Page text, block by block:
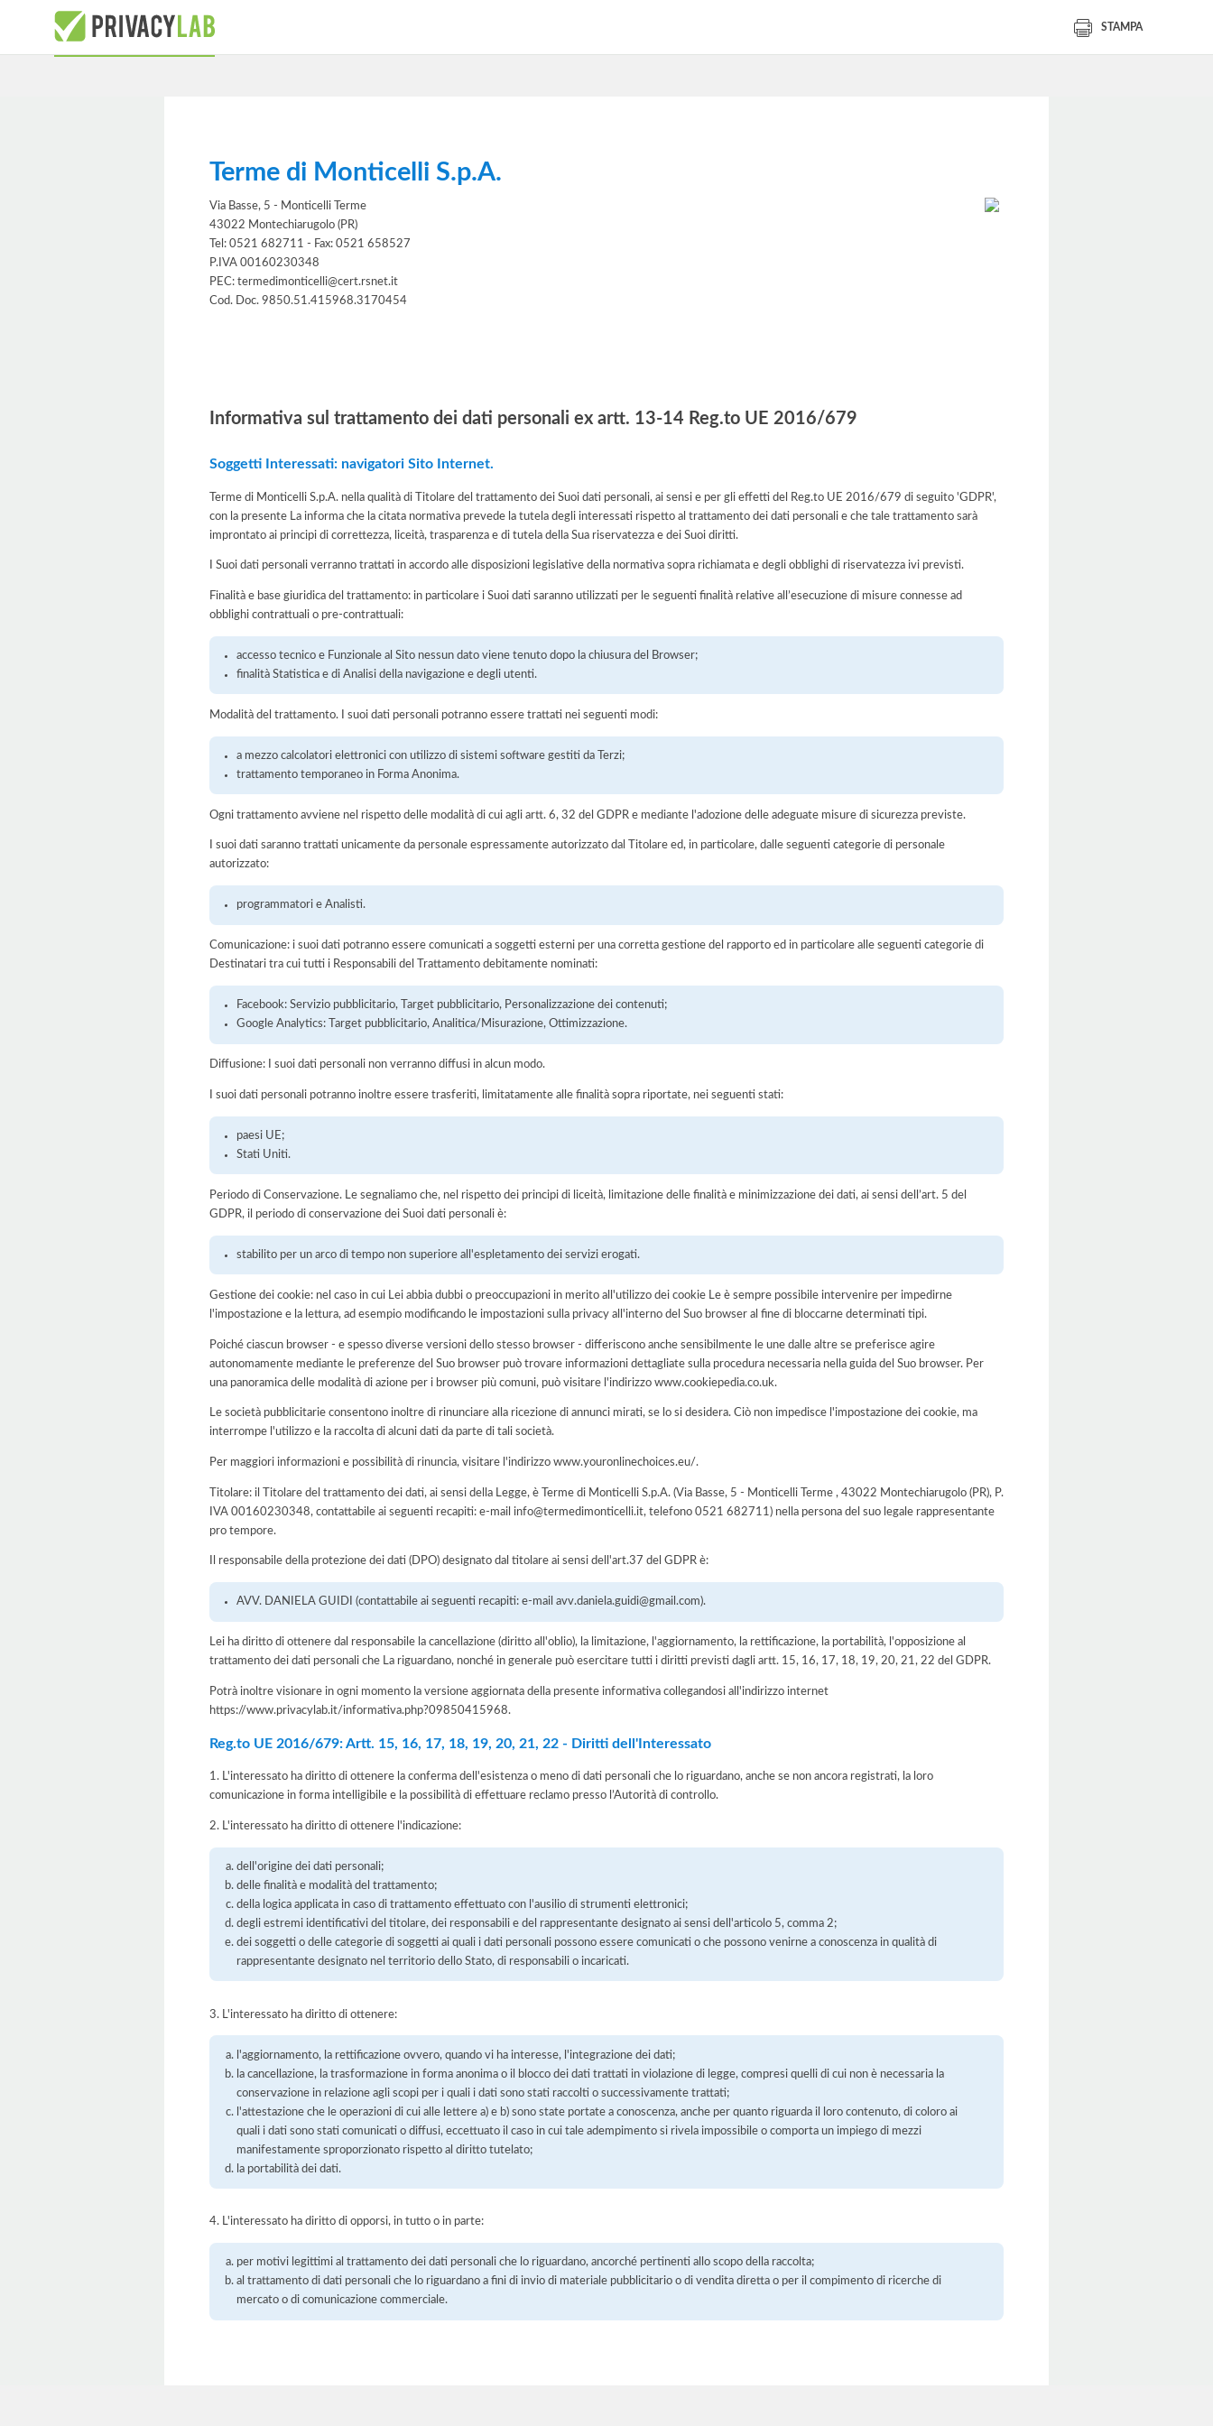
STAMPA
Terme di Monticelli S.p.A.
Via Basse, 5 - Monticelli Terme
43022 Montechiarugolo (PR)
Tel: 0521 682711 - Fax: 0521 658527
P.IVA 00160230348
PEC: termedimonticelli@cert.rsnet.it
Cod. Doc. 9850.51.415968.3170454
Informativa sul trattamento dei dati personali ex artt. 13-14 Reg.to UE 2016/679
Soggetti Interessati: navigatori Sito Internet.
Terme di Monticelli S.p.A. nella qualità di Titolare del trattamento dei Suoi dati personali, ai sensi e per gli effetti del Reg.to UE 2016/679 di seguito 'GDPR',
con la presente La informa che la citata normativa prevede la tutela degli interessati rispetto al trattamento dei dati personali e che tale trattamento sarà
improntato ai principi di correttezza, liceità, trasparenza e di tutela della Sua riservatezza e dei Suoi diritti.
I Suoi dati personali verranno trattati in accordo alle disposizioni legislative della normativa sopra richiamata e degli obblighi di riservatezza ivi previsti.
Finalità e base giuridica del trattamento: in particolare i Suoi dati saranno utilizzati per le seguenti finalità relative all’esecuzione di misure connesse ad
obblighi contrattuali o pre-contrattuali:
accesso tecnico e Funzionale al Sito nessun dato viene tenuto dopo la chiusura del Browser;
finalità Statistica e di Analisi della navigazione e degli utenti.
Modalità del trattamento. I suoi dati personali potranno essere trattati nei seguenti modi:
a mezzo calcolatori elettronici con utilizzo di sistemi software gestiti da Terzi;
trattamento temporaneo in Forma Anonima.
Ogni trattamento avviene nel rispetto delle modalità di cui agli artt. 6, 32 del GDPR e mediante l'adozione delle adeguate misure di sicurezza previste.
I suoi dati saranno trattati unicamente da personale espressamente autorizzato dal Titolare ed, in particolare, dalle seguenti categorie di personale
autorizzato:
programmatori e Analisti.
Comunicazione: i suoi dati potranno essere comunicati a soggetti esterni per una corretta gestione del rapporto ed in particolare alle seguenti categorie di
Destinatari tra cui tutti i Responsabili del Trattamento debitamente nominati:
Facebook: Servizio pubblicitario, Target pubblicitario, Personalizzazione dei contenuti;
Google Analytics: Target pubblicitario, Analitica/Misurazione, Ottimizzazione.
Diffusione: I suoi dati personali non verranno diffusi in alcun modo.
I suoi dati personali potranno inoltre essere trasferiti, limitatamente alle finalità sopra riportate, nei seguenti stati:
paesi UE;
Stati Uniti.
Periodo di Conservazione. Le segnaliamo che, nel rispetto dei principi di liceità, limitazione delle finalità e minimizzazione dei dati, ai sensi dell’art. 5 del
GDPR, il periodo di conservazione dei Suoi dati personali è:
stabilito per un arco di tempo non superiore all'espletamento dei servizi erogati.
Gestione dei cookie: nel caso in cui Lei abbia dubbi o preoccupazioni in merito all'utilizzo dei cookie Le è sempre possibile intervenire per impedirne
l'impostazione e la lettura, ad esempio modificando le impostazioni sulla privacy all'interno del Suo browser al fine di bloccarne determinati tipi.
Poiché ciascun browser - e spesso diverse versioni dello stesso browser - differiscono anche sensibilmente le une dalle altre se preferisce agire
autonomamente mediante le preferenze del Suo browser può trovare informazioni dettagliate sulla procedura necessaria nella guida del Suo browser. Per
una panoramica delle modalità di azione per i browser più comuni, può visitare l'indirizzo www.cookiepedia.co.uk.
Le società pubblicitarie consentono inoltre di rinunciare alla ricezione di annunci mirati, se lo si desidera. Ciò non impedisce l'impostazione dei cookie, ma
interrompe l'utilizzo e la raccolta di alcuni dati da parte di tali società.
Per maggiori informazioni e possibilità di rinuncia, visitare l'indirizzo www.youronlinechoices.eu/.
Titolare: il Titolare del trattamento dei dati, ai sensi della Legge, è Terme di Monticelli S.p.A. (Via Basse, 5 - Monticelli Terme , 43022 Montechiarugolo (PR), P.
IVA 00160230348, contattabile ai seguenti recapiti: e-mail info@termedimonticelli.it, telefono 0521 682711) nella persona del suo legale rappresentante
pro tempore.
Il responsabile della protezione dei dati (DPO) designato dal titolare ai sensi dell'art.37 del GDPR è:
AVV. DANIELA GUIDI (contattabile ai seguenti recapiti: e-mail avv.daniela.guidi@gmail.com).
Lei ha diritto di ottenere dal responsabile la cancellazione (diritto all'oblio), la limitazione, l'aggiornamento, la rettificazione, la portabilità, l'opposizione al
trattamento dei dati personali che La riguardano, nonché in generale può esercitare tutti i diritti previsti dagli artt. 15, 16, 17, 18, 19, 20, 21, 22 del GDPR.
Potrà inoltre visionare in ogni momento la versione aggiornata della presente informativa collegandosi all'indirizzo internet
https://www.privacylab.it/informativa.php?09850415968.
Reg.to UE 2016/679: Artt. 15, 16, 17, 18, 19, 20, 21, 22 - Diritti dell'Interessato
1. L'interessato ha diritto di ottenere la conferma dell'esistenza o meno di dati personali che lo riguardano, anche se non ancora registrati, la loro
comunicazione in forma intelligibile e la possibilità di effettuare reclamo presso l’Autorità di controllo.
2. L'interessato ha diritto di ottenere l'indicazione:
dell'origine dei dati personali;
delle finalità e modalità del trattamento;
della logica applicata in caso di trattamento effettuato con l'ausilio di strumenti elettronici;
degli estremi identificativi del titolare, dei responsabili e del rappresentante designato ai sensi dell'articolo 5, comma 2;
dei soggetti o delle categorie di soggetti ai quali i dati personali possono essere comunicati o che possono venirne a conoscenza in qualità di
rappresentante designato nel territorio dello Stato, di responsabili o incaricati.
3. L'interessato ha diritto di ottenere:
l'aggiornamento, la rettificazione ovvero, quando vi ha interesse, l'integrazione dei dati;
la cancellazione, la trasformazione in forma anonima o il blocco dei dati trattati in violazione di legge, compresi quelli di cui non è necessaria la
conservazione in relazione agli scopi per i quali i dati sono stati raccolti o successivamente trattati;
l'attestazione che le operazioni di cui alle lettere a) e b) sono state portate a conoscenza, anche per quanto riguarda il loro contenuto, di coloro ai
quali i dati sono stati comunicati o diffusi, eccettuato il caso in cui tale adempimento si rivela impossibile o comporta un impiego di mezzi
manifestamente sproporzionato rispetto al diritto tutelato;
la portabilità dei dati.
4. L'interessato ha diritto di opporsi, in tutto o in parte:
per motivi legittimi al trattamento dei dati personali che lo riguardano, ancorché pertinenti allo scopo della raccolta;
al trattamento di dati personali che lo riguardano a fini di invio di materiale pubblicitario o di vendita diretta o per il compimento di ricerche di
mercato o di comunicazione commerciale.